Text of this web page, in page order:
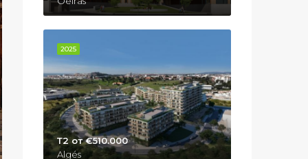
2025
Т2 от €510.000
Algés